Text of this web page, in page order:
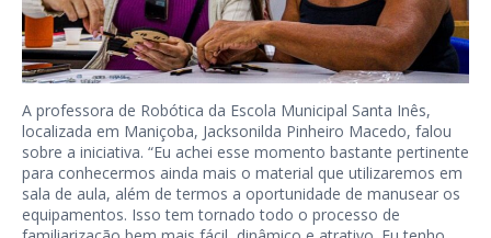
A professora de Robótica da Escola Municipal Santa Inês,
localizada em Maniçoba, Jacksonilda Pinheiro Macedo, falou
sobre a iniciativa. “Eu achei esse momento bastante pertinente
para conhecermos ainda mais o material que utilizaremos em
sala de aula, além de termos a oportunidade de manusear os
equipamentos. Isso tem tornado todo o processo de